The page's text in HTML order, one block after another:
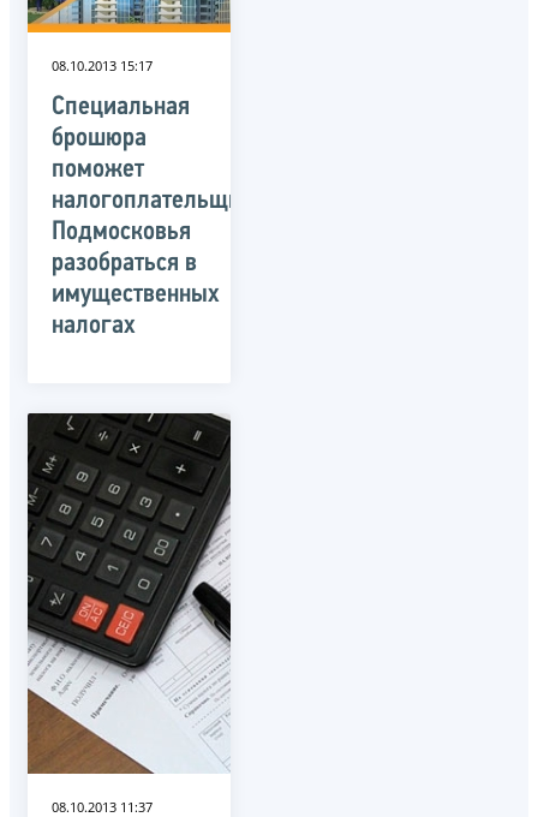
08.10.2013 15:17
Специальная
брошюра
поможет
налогоплательщикам
Подмосковья
разобраться в
имущественных
налогах
08.10.2013 11:37